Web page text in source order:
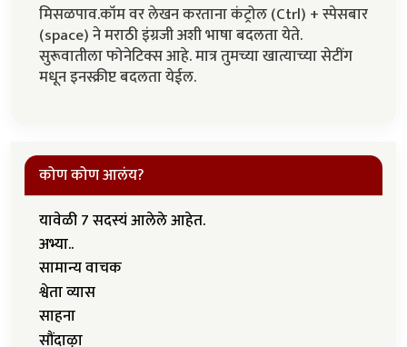
मिसळपाव.कॉम वर लेखन करताना कंट्रोल (Ctrl) + स्पेसबार
(space) ने मराठी इंग्रजी अशी भाषा बदलता येते.
सुरूवातीला फोनेटिक्स आहे. मात्र तुमच्या खात्याच्या सेटींग
मधून इनस्क्रीप्ट बदलता येईल.
कोण कोण आलंय?
यावेळी 7 सदस्यं आलेले आहेत.
अभ्या..
सामान्य वाचक
श्वेता व्यास
साहना
सौंदाऴा